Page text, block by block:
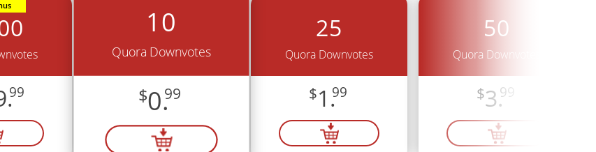
99
10
Quora Downvotes
$0.99
25
Quora Downvotes
$1.99
50
Quora Downvotes
$3.99